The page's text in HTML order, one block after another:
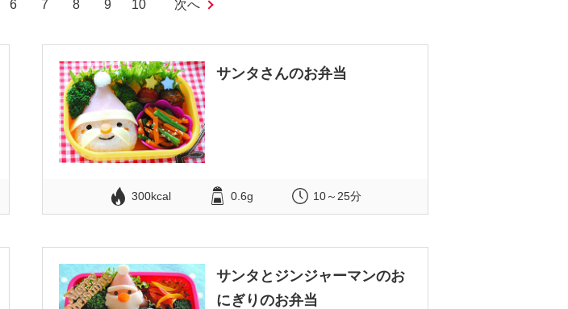
6 7 8 9 10 次へ
サンタさんのお弁当
300kcal 0.6g 10～25分
サンタとジンジャーマンのお
にぎりのお弁当